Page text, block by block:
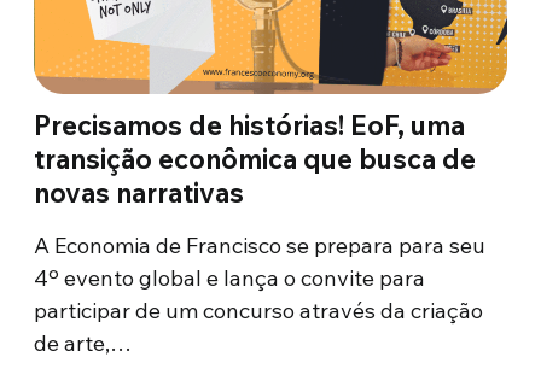
Precisamos de histórias! EoF, uma
transição econômica que busca de
novas narrativas
A Economia de Francisco se prepara para seu
4º evento global e lança o convite para
participar de um concurso através da criação
de arte,…